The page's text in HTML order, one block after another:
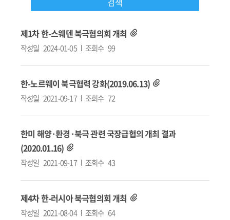
제1차 한-스웨덴 북극협의회 개최
작성일 2024-01-05 조회수 99
한-노르웨이 북극협력 강화(2019.06.13)
작성일 2021-09-17 조회수 72
한미 해양·환경·북극 관련 국장급협의 개최 결과
(2020.01.16)
작성일 2021-09-17 조회수 43
제4차 한-러시아 북극협의회 개최
작성일 2021-08-04 조회수 64